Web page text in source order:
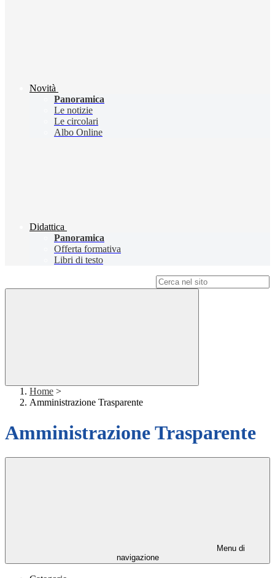
Novità
Panoramica
Le notizie
Le circolari
Albo Online
Didattica
Panoramica
Offerta formativa
Libri di testo
Home >
Amministrazione Trasparente
Amministrazione Trasparente
Menu di
navigazione